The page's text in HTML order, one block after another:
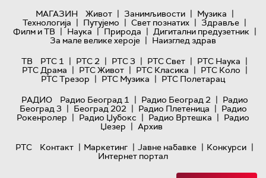
МАГАЗИН
Живот | Занимљивости | Музика |
Технологијa | Путујемо | Свет познатих | Здравље |
Филм и ТВ | Наука | Природа | Дигитални предузетник |
За мале велике хероје | Наизглед здрав
ТВ
РТС 1 | РТС 2 | РТС 3 | РТС Свет | РТС Наука |
РТС Драма | РТС Живот | РТС Класика | РТС Коло |
РТС Трезор | РТС Музика | РТС Полетарац
РАДИО
Радио Београд 1 | Радио Београд 2 | Радио
Београд 3 | Београд 202 | Радио Плетеница | Радио
Рокенролер | Радио Џубокс | Радио Вртешка | Радио
Џезер | Архив
РТС
Контакт | Маркетинг | Јавне набавке | Конкурси |
Интернет портал